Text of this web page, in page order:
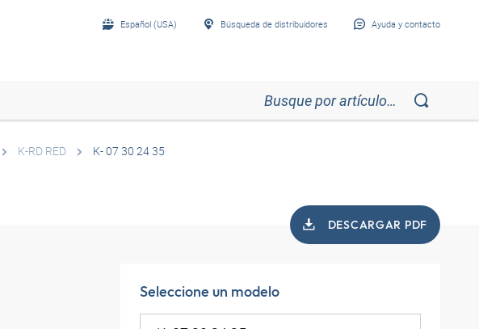
Español (USA) Búsqueda de distribuidores Ayuda y contacto
K-RD RED K- 07 30 24 35
DESCARGAR PDF
Seleccione un modelo